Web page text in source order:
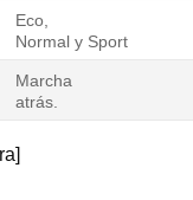
Eco,
Normal y Sport
Marcha
atrás.